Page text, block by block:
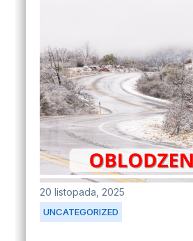
UNCATEGORIZED
20 listopada, 2025